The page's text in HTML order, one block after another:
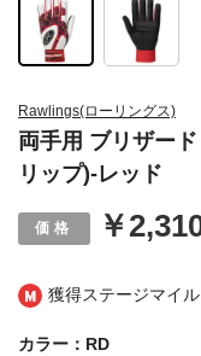
獲得ステージマイ
Rawlings(ローリングス)
両手用 ブリザー
リップ)-レッド
￥
カラー：RD